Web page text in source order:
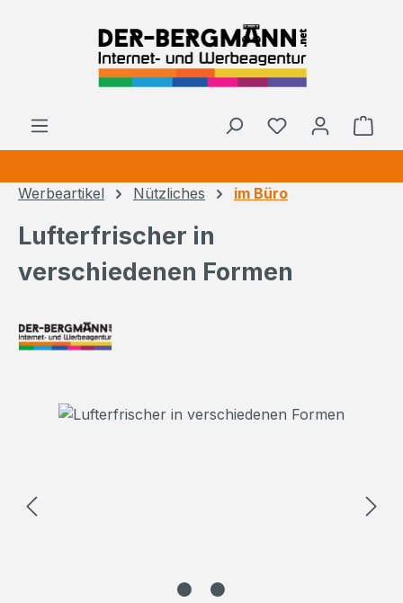
Werbeartikel Nützliches im Büro
Lufterfrischer in
verschiedenen Formen
Bildergalerie überspringen